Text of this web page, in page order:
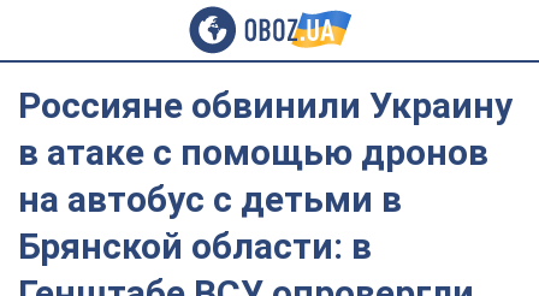
Россияне обвинили Украину
в атаке с помощью дронов
на автобус с детьми в
Брянской области: в